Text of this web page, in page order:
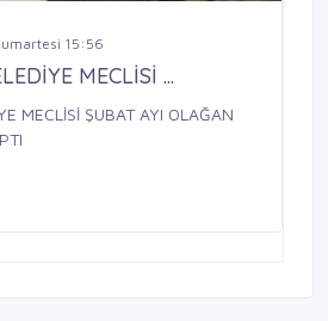
15:56
MECLİSİ ...
MECLİSİ ŞUBAT AYI OLAĞAN